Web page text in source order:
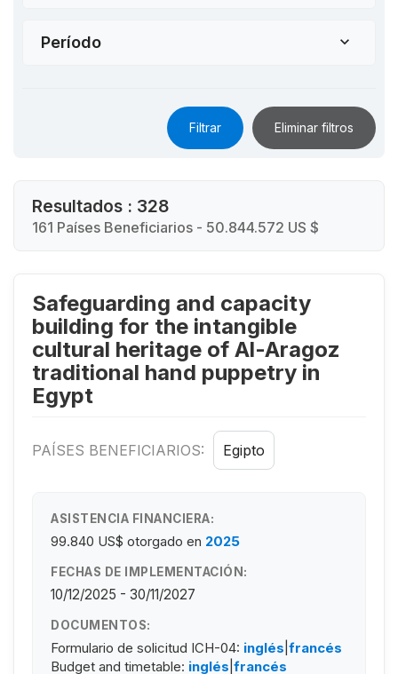
Período
Filtrar Eliminar filtros
Resultados : 328
161 Países Beneficiarios - 50.844.572 US $
Safeguarding and capacity
building for the intangible
cultural heritage of Al-Aragoz
traditional hand puppetry in
Egypt
PAÍSES BENEFICIARIOS: Egipto
ASISTENCIA FINANCIERA:
99.840 US$ otorgado en 2025
FECHAS DE IMPLEMENTACIÓN:
10/12/2025 - 30/11/2027
DOCUMENTOS:
Formulario de solicitud ICH-04: inglés francés
Budget and timetable: inglés francés